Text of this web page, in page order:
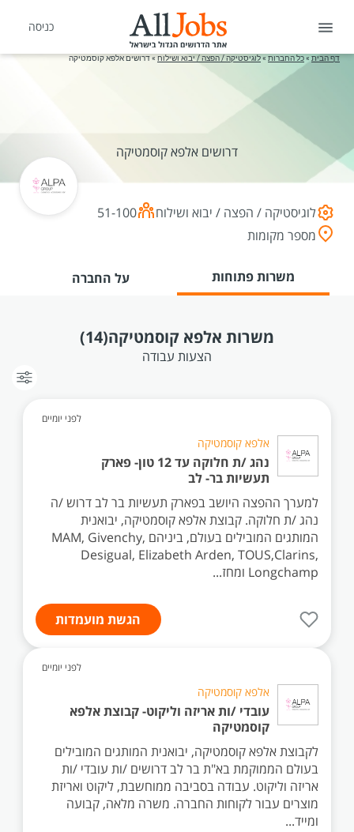
כניסה
דף הבית »כל החברות »לוגיסטיקה / הפצה / יבוא ושילוח»דרושים אלפא קוסמטיקה
דרושים אלפא קוסמטיקה
לוגיסטיקה / הפצה / יבוא ושילוח
51-100
מספר מקומות
משרות פתוחות על החברה
משרות אלפא קוסמטיקה(14)
הצעות עבודה
לפני יומיים
אלפא קוסמטיקה
נהג /ת חלוקה עד 12 טון- פארק
תעשיות בר- לב
למערך ההפצה היושב בפארק תעשיות בר לב דרוש /ה
נהג /ת חלוקה. קבוצת אלפא קוסמטיקה, יבואנית
המותגים המובילים בעולם, ביניהם MAM, Givenchy,
Desigual, Elizabeth Arden, TOUS,Clarins,
Longchamp ומחז...
הגשת מועמדות
לפני יומיים
אלפא קוסמטיקה
עובדי /ות אריזה וליקוט- קבוצת אלפא
קוסמטיקה
לקבוצת אלפא קוסמטיקה, יבואנית המותגים המובילים
בעולם הממוקמת בא"ת בר לב דרושים /ות עובדי /ות
אריזה וליקוט. עבודה בסביבה ממוחשבת, ליקוט ואריזת
מוצרים עבור לקוחות החברה. משרה מלאה, קבועה
ומייד...